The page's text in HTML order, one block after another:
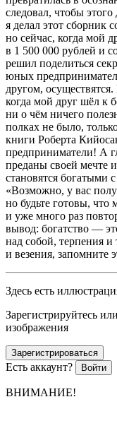
следовал, чтобы
я делал этот сборник
но сейчас, когда мой
в 1 500 000 рублей и
решил поделиться
юных
другом,
когда мой друг шёл к
ни о чём ничего
полках не было,
книги Роберта
предприниматели! А
преданы своей мечте
становятся богатыми
«Возможно, у вас
но будьте готовы,
и уже много раз
вывод: богатство —
над собой, терпения и
и везения, запомните
Здесь есть
Зарегистрируйтесь
изображения
Зарегистрироваться
Есть аккаунт? Войти
ВНИМАНИЕ!